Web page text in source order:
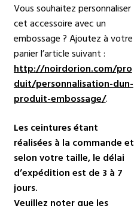
Vous souhaitez personnaliser
cet accessoire avec un
embossage ? Ajoutez à votre
panier l’article suivant :
http://noirdorion.com/pro
duit/personnalisation-dun-
produit-embossage/.
Les ceintures étant
réalisées à la commande et
selon votre taille, le délai
d’expédition est de 3 à 7
jours.
Veuillez noter que les